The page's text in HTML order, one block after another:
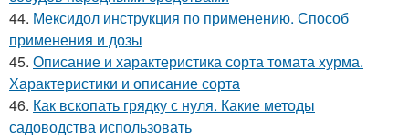
44. Мексидол инструкция по применению. Способ
применения и дозы
45. Описание и характеристика сорта томата хурма.
Характеристики и описание сорта
46. Как вскопать грядку с нуля. Какие методы
садоводства использовать